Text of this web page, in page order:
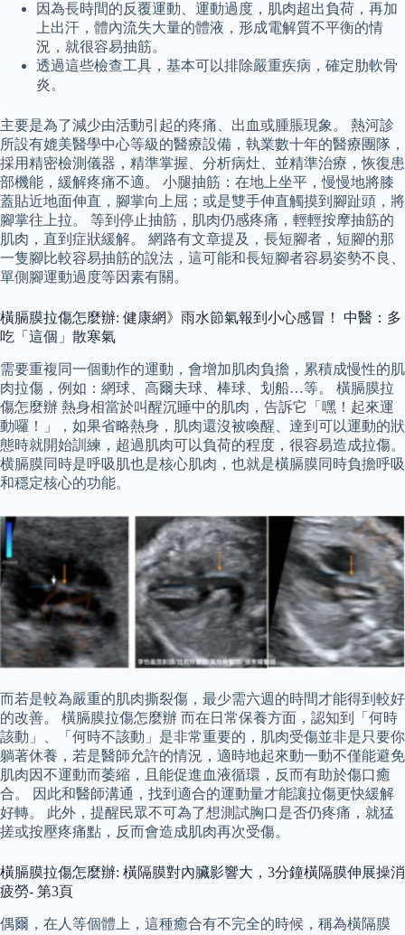
因為長時間的反覆運動、運動過度，肌肉超出負荷，再加
上出汗，體內流失大量的體液，形成電解質不平衡的情
況，就很容易抽筋。
透過這些檢查工具，基本可以排除嚴重疾病，確定肋軟骨
炎。
主要是為了減少由活動引起的疼痛、出血或腫脹現象。 熱河診
所設有媲美醫學中心等級的醫療設備，執業數十年的醫療團隊，
採用精密檢測儀器，精準掌握、分析病灶、並精準治療，恢復患
部機能，緩解疼痛不適。 小腿抽筋：在地上坐平，慢慢地將膝
蓋貼近地面伸直，腳掌向上屈；或是雙手伸直觸摸到腳趾頭，將
腳掌往上拉。 等到停止抽筋，肌肉仍感疼痛，輕輕按摩抽筋的
肌肉，直到症狀緩解。 網路有文章提及，長短腳者，短腳的那
一隻腳比較容易抽筋的說法，這可能和長短腳者容易姿勢不良、
單側腳運動過度等因素有關。
橫膈膜拉傷怎麼辦: 健康網》雨水節氣報到小心感冒！ 中醫：多
吃「這個」散寒氣
需要重複同一個動作的運動，會增加肌肉負擔，累積成慢性的肌
肉拉傷，例如：網球、高爾夫球、棒球、划船…等。 橫膈膜拉
傷怎麼辦 熱身相當於叫醒沉睡中的肌肉，告訴它「嘿！起來運
動囉！」，如果省略熱身，肌肉還沒被喚醒、達到可以運動的狀
態時就開始訓練，超過肌肉可以負荷的程度，很容易造成拉傷。
横膈膜同時是呼吸肌也是核心肌肉，也就是橫膈膜同時負擔呼吸
和穩定核心的功能。
而若是較為嚴重的肌肉撕裂傷，最少需六週的時間才能得到較好
的改善。 橫膈膜拉傷怎麼辦 而在日常保養方面，認知到「何時
該動」、「何時不該動」是非常重要的，肌肉受傷並非是只要你
躺著休養，若是醫師允許的情況，適時地起來動一動不僅能避免
肌肉因不運動而萎縮，且能促進血液循環，反而有助於傷口癒
合。 因此和醫師溝通，找到適合的運動量才能讓拉傷更快緩解
好轉。 此外，提醒民眾不可為了想測試胸口是否仍疼痛，就猛
搓或按壓疼痛點，反而會造成肌肉再次受傷。
橫膈膜拉傷怎麼辦: 橫隔膜對內臟影響大，3分鐘橫隔膜伸展操消
疲勞- 第3頁
偶爾，在人等個體上，這種癒合有不完全的時候，稱為橫隔膜